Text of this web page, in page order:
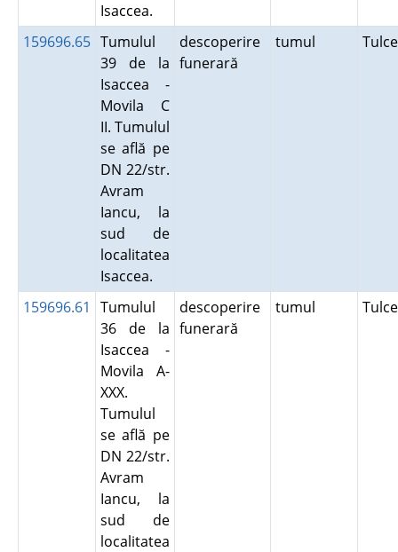
Isaccea.
159696.65 Tumulul
39 de la
Isaccea -
Movila C
II. Tumulul
se află pe
DN 22/str.
Avram
Iancu, la
sud de
localitatea
Isaccea.
descoperire
funerară
tumul
159696.61
Tumulul
36 de la
Isaccea -
Movila A-
XXX.
Tumulul
se află pe
DN 22/str.
Avram
Iancu, la
sud de
localitatea
descoperire
funerară
tumul